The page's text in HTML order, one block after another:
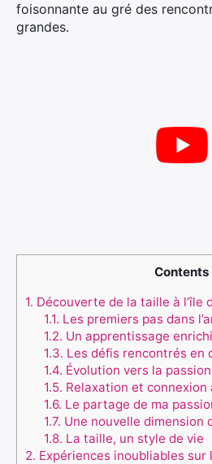
foisonnante au gré des
grandes.
Contents
1. Découverte de la taille à l’île
1.1. Les premiers pas dans
1.2. Un apprentissage
1.3. Les défis rencontrés en
1.4. Évolution vers la passion
1.5. Relaxation et connexion
1.6. Le partage de ma
1.7. Une nouvelle dimension
1.8. La taille, un style de vie
2. Expériences inoubliables sur